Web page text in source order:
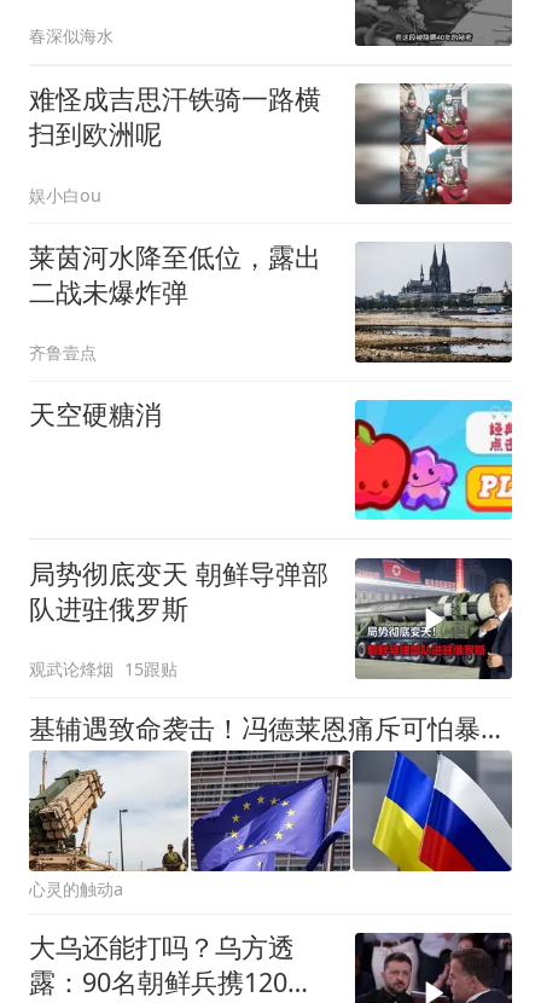
春深似海水
难怪成吉思汗铁骑一路横
扫到欧洲呢
娱小白ou
莱茵河水降至低位，露出
二战未爆炸弹
齐鲁壹点
天空硬糖消
局势彻底变天 朝鲜导弹部
队进驻俄罗斯
观武论烽烟 15跟贴
基辅遇致命袭击！冯德莱恩痛斥可怕暴行，要求俄罗斯付出代价
心灵的触动a
大乌还能打吗？乌方透
露：90名朝鲜兵携120枚